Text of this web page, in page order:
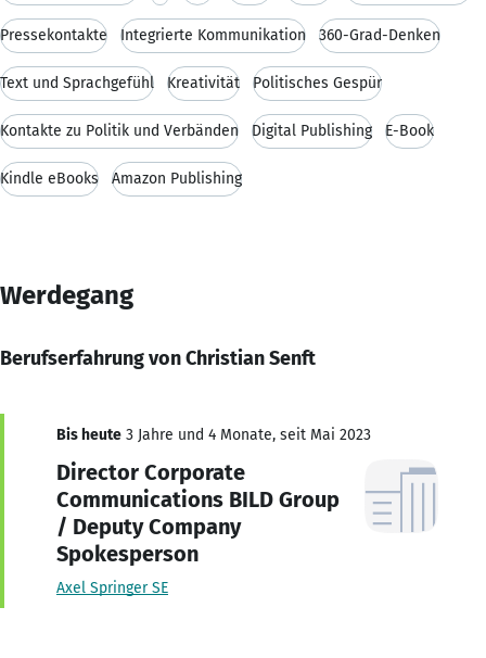
Pressekontakte Integrierte Kommunikation 360-Grad-Denken
Text und Sprachgefühl Kreativität Politisches Gespür
Kontakte zu Politik und Verbänden Digital Publishing E-Book
Kindle eBooks Amazon Publishing
Werdegang
Berufserfahrung von Christian Senft
Bis heute 3 Jahre und 4 Monate, seit Mai 2023
Director Corporate
Communications BILD Group
/ Deputy Company
Spokesperson
Axel Springer SE